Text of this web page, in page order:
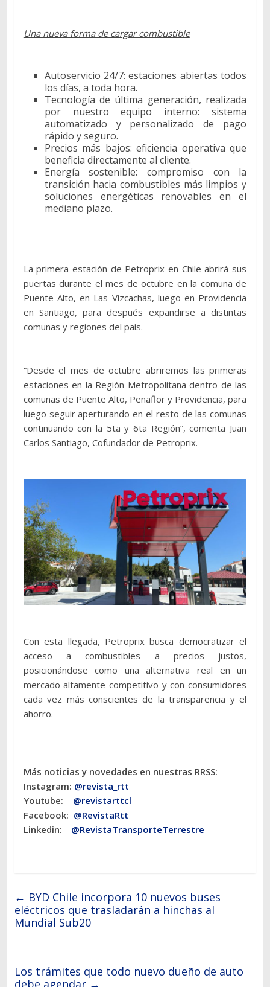
Una nueva forma de cargar combustible
Autoservicio 24/7: estaciones abiertas todos
los días, a toda hora.
Tecnología de última generación, realizada
por nuestro equipo interno: sistema
automatizado y personalizado de pago
rápido y seguro.
Precios más bajos: eficiencia operativa que
beneficia directamente al cliente.
Energía sostenible: compromiso con la
transición hacia combustibles más limpios y
soluciones energéticas renovables en el
mediano plazo.
La primera estación de Petroprix en Chile abrirá sus
puertas durante el mes de octubre en la comuna de
Puente Alto, en Las Vizcachas, luego en Providencia
en Santiago, para después expandirse a distintas
comunas y regiones del país.
“Desde el mes de octubre abriremos las primeras
estaciones en la Región Metropolitana dentro de las
comunas de Puente Alto, Peñaflor y Providencia, para
luego seguir aperturando en el resto de las comunas
continuando con la 5ta y 6ta Región”, comenta Juan
Carlos Santiago, Cofundador de Petroprix.
Con esta llegada, Petroprix busca democratizar el
acceso a combustibles a precios justos,
posicionándose como una alternativa real en un
mercado altamente competitivo y con consumidores
cada vez más conscientes de la transparencia y el
ahorro.
Más noticias y novedades en nuestras RRSS:
Instagram: @revista_rtt
Youtube: @revistarttcl
Facebook: @RevistaRtt
Linkedin: @RevistaTransporteTerrestre
← BYD Chile incorpora 10 nuevos buses
eléctricos que trasladarán a hinchas al
Mundial Sub20
Los trámites que todo nuevo dueño de auto
debe agendar →